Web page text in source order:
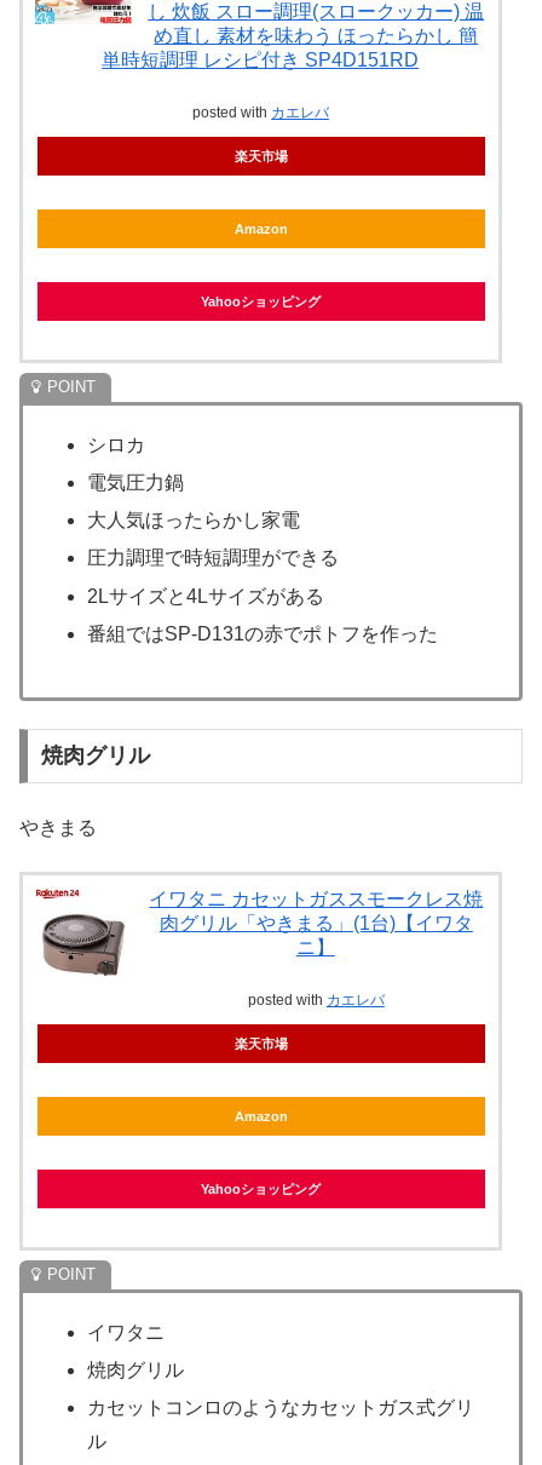
し 炊飯 スロー調理(スロークッカー) 温
め直し 素材を味わう ほったらかし 簡
単時短調理 レシピ付き SP4D151RD
posted with カエレバ
楽天市場
Amazon
Yahooショッピング
シロカ
電気圧力鍋
大人気ほったらかし家電
圧力調理で時短調理ができる
2Lサイズと4Lサイズがある
番組ではSP-D131の赤でポトフを作った
焼肉グリル
やきまる
イワタニ カセットガススモークレス焼
肉グリル「やきまる」(1台)【イワタ
ニ】
posted with カエレバ
楽天市場
Amazon
Yahooショッピング
イワタニ
焼肉グリル
カセットコンロのようなカセットガス式グリ
ル